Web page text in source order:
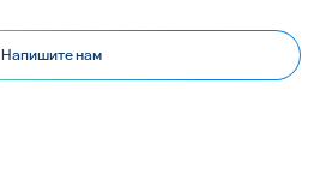
Напишите нам